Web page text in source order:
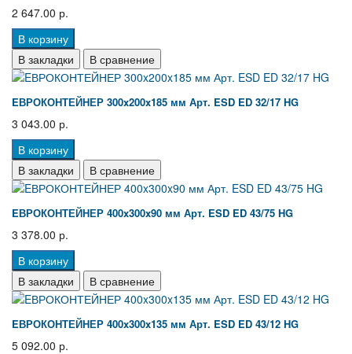
2 647.00 р.
В корзину
В закладки
В сравнение
EВРОКОНТЕЙНЕР 300x200x185 мм Арт. ESD ED 32/17 HG
3 043.00 р.
В корзину
В закладки
В сравнение
EВРОКОНТЕЙНЕР 400x300x90 мм Арт. ESD ED 43/75 HG
3 378.00 р.
В корзину
В закладки
В сравнение
EВРОКОНТЕЙНЕР 400x300x135 мм Арт. ESD ED 43/12 HG
5 092.00 р.